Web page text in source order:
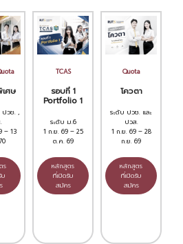
ศษ
ปวช. ,
– 13
ร
บ
TCAS
รอบที่ 1
Portfolio 1
ระดับ ม.6
1 ก.ย. 69 – 25
ต.ค. 69
หลักสูตร
ที่เปิดรับ
สมัคร
Quota
โควตา
ระดับ ปวช. และ
ปวส.
1 ก.ย. 69 – 28
ก.ย. 69
หลักสูตร
ที่เปิดรับ
สมัคร